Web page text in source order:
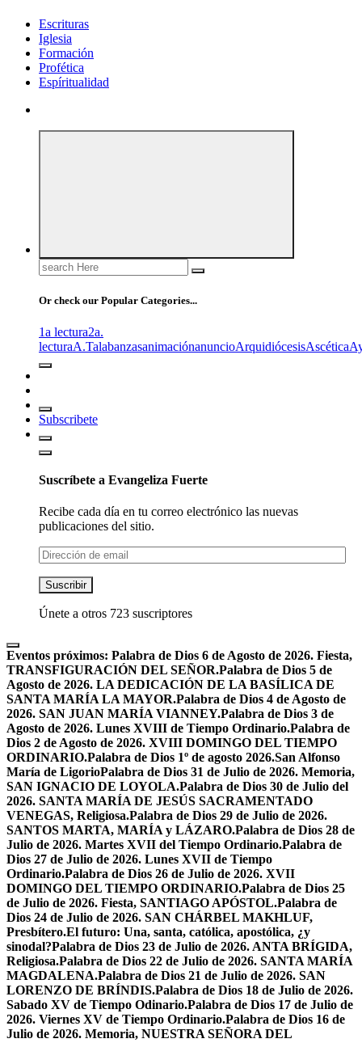
Escrituras
Iglesia
Formación
Profética
Espíritualidad
Search
for:
Or check our Popular Categories...
1a lectura2a.
lecturaA.TalabanzasanimaciónanuncioArquidiócesisAscética
Subscribete
Suscríbete a Evangeliza Fuerte
Recibe cada día en tu correo electrónico las nuevas
publicaciones del sitio.
Dirección
de
email
Suscribir
Únete a otros 723 suscriptores
Eventos próximos: Palabra de Dios 6 de Agosto de 2026. Fiesta,
TRANSFIGURACIÓN DEL SEÑOR.Palabra de Dios 5 de
Agosto de 2026. LA DEDICACIÓN DE LA BASÍLICA DE
SANTA MARÍA LA MAYOR.Palabra de Dios 4 de Agosto de
2026. SAN JUAN MARÍA VIANNEY.Palabra de Dios 3 de
Agosto de 2026. Lunes XVIII de Tiempo Ordinario.Palabra de
Dios 2 de Agosto de 2026. XVIII DOMINGO DEL TIEMPO
ORDINARIO.Palabra de Dios 1º de agosto 2026.San Alfonso
María de LigorioPalabra de Dios 31 de Julio de 2026. Memoria,
SAN IGNACIO DE LOYOLA.Palabra de Dios 30 de Julio del
2026. SANTA MARÍA DE JESÚS SACRAMENTADO
VENEGAS, Religiosa.Palabra de Dios 29 de Julio de 2026.
SANTOS MARTA, MARÍA y LÁZARO.Palabra de Dios 28 de
Julio de 2026. Martes XVII del Tiempo Ordinario.Palabra de
Dios 27 de Julio de 2026. Lunes XVII de Tiempo
Ordinario.Palabra de Dios 26 de Julio de 2026. XVII
DOMINGO DEL TIEMPO ORDINARIO.Palabra de Dios 25
de Julio de 2026. Fiesta, SANTIAGO APÓSTOL.Palabra de
Dios 24 de Julio de 2026. SAN CHÁRBEL MAKHLUF,
Presbítero.El futuro: Una, santa, católica, apostólica, ¿y
sinodal?Palabra de Dios 23 de Julio de 2026. ANTA BRÍGIDA,
Religiosa.Palabra de Dios 22 de Julio de 2026. SANTA MARÍA
MAGDALENA.Palabra de Dios 21 de Julio de 2026. SAN
LORENZO DE BRÍNDIS.Palabra de Dios 18 de Julio de 2026.
Sabado XV de Tiempo Odinario.Palabra de Dios 17 de Julio de
2026. Viernes XV de Tiempo Ordinario.Palabra de Dios 16 de
Julio de 2026. Memoria, NUESTRA SEÑORA DEL